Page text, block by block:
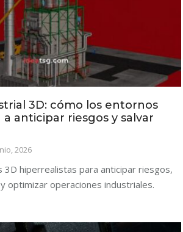
3D: cómo los entornos
a anticipar riesgos y salvar
2026
3D hiperrealistas para anticipar riesgos,
optimizar operaciones industriales.